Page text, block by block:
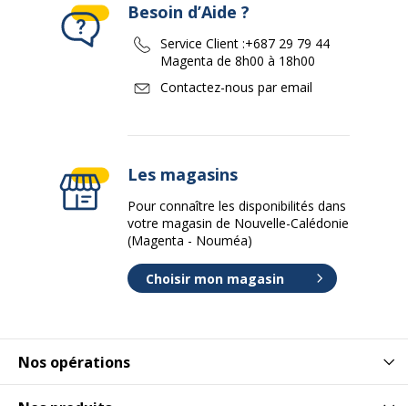
Nos opérations
Besoin d’Aide ?
Service Client :+687 29 79 44
Magenta de 8h00 à 18h00
Contactez-nous par email
Les magasins
Pour connaître les disponibilités dans
votre magasin de Nouvelle-Calédonie
(Magenta - Nouméa)
Choisir mon magasin